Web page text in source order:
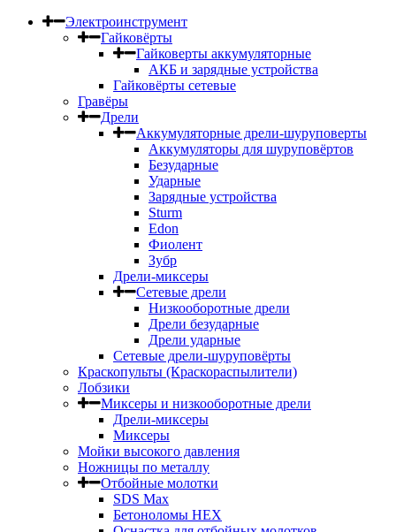
Электроинструмент
Гайковёрты
Гайковерты аккумуляторные
АКБ и зарядные устройства
Гайковёрты сетевые
Гравёры
Дрели
Аккумуляторные дрели-шуруповерты
Аккумуляторы для шуруповёртов
Безударные
Ударные
Зарядные устройства
Sturm
Edon
Фиолент
Зубр
Дрели-миксеры
Сетевые дрели
Низкооборотные дрели
Дрели безударные
Дрели ударные
Сетевые дрели-шуруповёрты
Краскопульты (Краскораспылители)
Лобзики
Миксеры и низкооборотные дрели
Дрели-миксеры
Миксеры
Мойки высокого давления
Ножницы по металлу
Отбойные молотки
SDS Max
Бетоноломы HEX